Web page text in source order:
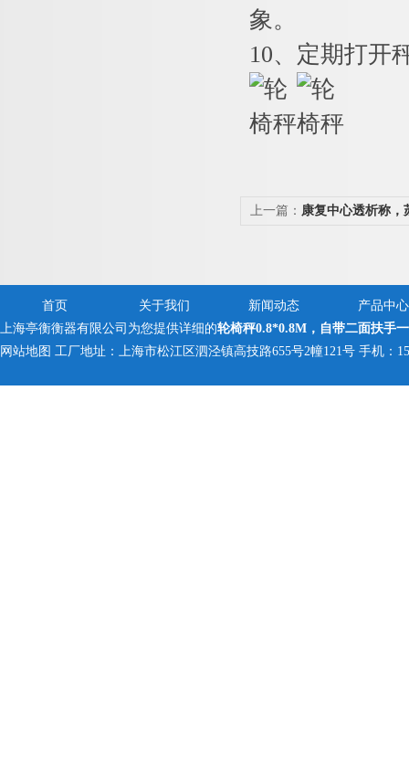
象。
10、定期打开
上一篇： 康复中心透析称，
首页 关于我们 新闻动态
产品中心
上海亭衡衡器有限公司为您提供详细的轮椅秤0.8*0.8M，自带二面扶手
网站地图 工厂地址：上海市松江区泗泾镇高技路655号2幢121号 手机：